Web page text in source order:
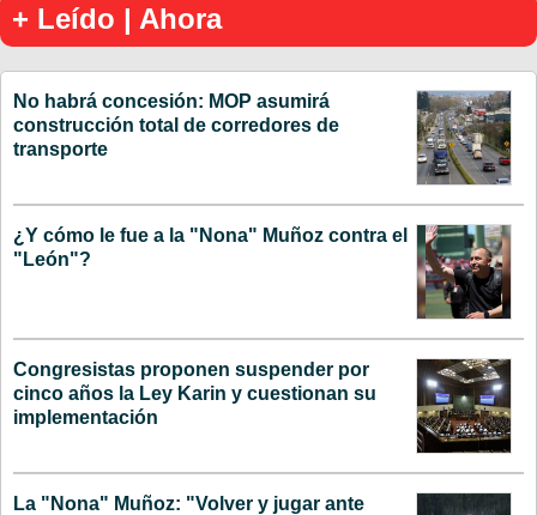
+ Leído | Ahora
No habrá concesión: MOP asumirá
construcción total de corredores de
transporte
¿Y cómo le fue a la "Nona" Muñoz contra el
"León"?
Congresistas proponen suspender por
cinco años la Ley Karin y cuestionan su
implementación
La "Nona" Muñoz: "Volver y jugar ante